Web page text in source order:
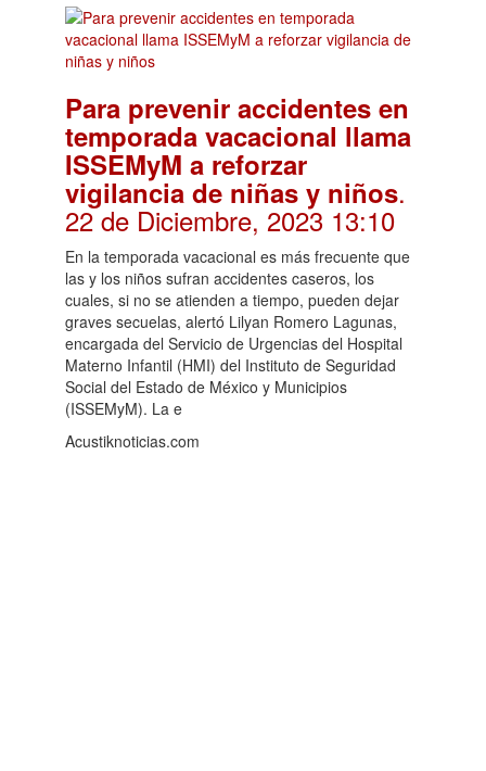
Para prevenir accidentes en
temporada vacacional llama
ISSEMyM a reforzar
vigilancia de niñas y niños.
22 de Diciembre, 2023 13:10
En la temporada vacacional es más frecuente que
las y los niños sufran accidentes caseros, los
cuales, si no se atienden a tiempo, pueden dejar
graves secuelas, alertó Lilyan Romero Lagunas,
encargada del Servicio de Urgencias del Hospital
Materno Infantil (HMI) del Instituto de Seguridad
Social del Estado de México y Municipios
(ISSEMyM). La e
Acustiknoticias.com